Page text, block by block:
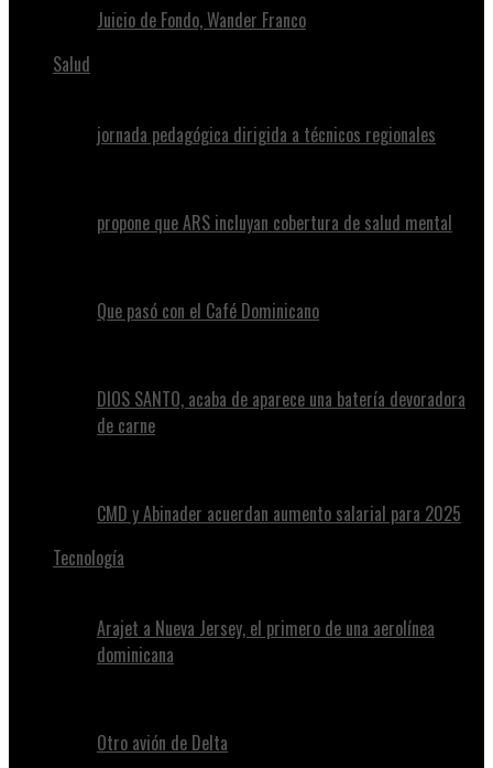
Juicio de Fondo, Wander Franco
Salud
jornada pedagógica dirigida a técnicos regionales
propone que ARS incluyan cobertura de salud mental
Que pasó con el Café Dominicano
DIOS SANTO, acaba de aparece una batería devoradora
de carne
CMD y Abinader acuerdan aumento salarial para 2025
Tecnología
Arajet a Nueva Jersey, el primero de una aerolínea
dominicana
Otro avión de Delta